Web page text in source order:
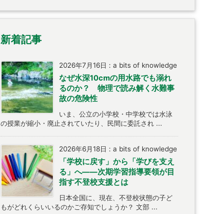
新着記事
2026年7月16日 : a bits of knowledge
なぜ水深10cmの用水路でも溺れ
るのか？ 物理で読み解く水難事
故の危険性
いま、公立の小学校・中学校では水泳
の授業が縮小・廃止されていたり、民間に委託され ...
2026年6月18日 : a bits of knowledge
「学校に戻す」から「学びを支え
る」へ――次期学習指導要領が目
指す不登校支援とは
日本全国に、現在、不登校状態の子ど
もがどれくらいいるのかご存知でしょうか？ 文部 ...